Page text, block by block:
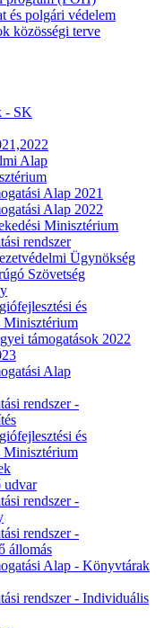
és polgári védelem
közösségi terve
- SK
Alap
Alap 2021
Alap 2022
Minisztérium
rendszer
Ügynökség
Szövetség
és
Minisztérium
támogatások 2022
Alap
rendszer -
és
Minisztérium
udvar
rendszer -
rendszer -
állomás
Alap - Könyvtárak
rendszer - Individuális